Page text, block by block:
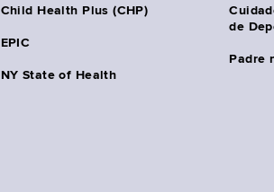
Child Health Plus (CHP)
EPIC
NY State of Health
de
Padre